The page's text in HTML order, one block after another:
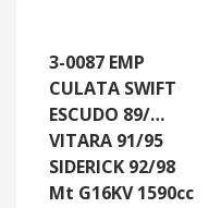
3-0087 EMP
CULATA SWIFT
ESCUDO 89/…
VITARA 91/95
SIDERICK 92/98
Mt G16KV 1590cc